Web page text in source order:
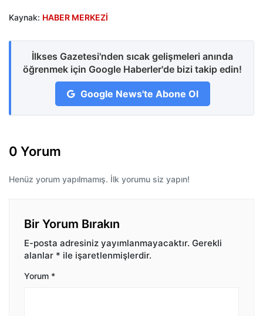
Kaynak: HABER MERKEZİ
İlkses Gazetesi'nden sıcak gelişmeleri anında
öğrenmek için Google Haberler'de bizi takip edin!
Google News'te Abone Ol
0 Yorum
Henüz yorum yapılmamış. İlk yorumu siz yapın!
Bir Yorum Bırakın
E-posta adresiniz yayımlanmayacaktır. Gerekli
alanlar * ile işaretlenmişlerdir.
Yorum *